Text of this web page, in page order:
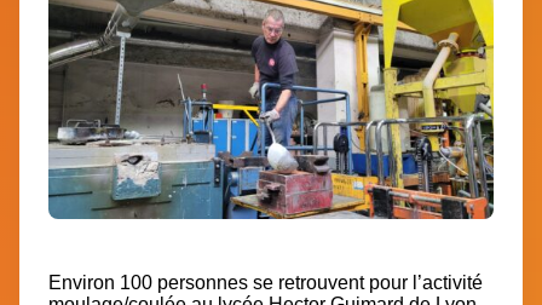
Environ 100 personnes se retrouvent pour l’activité